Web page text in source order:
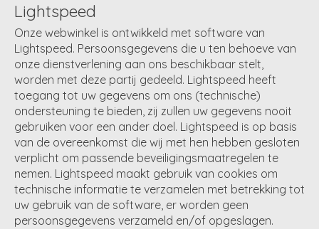
Lightspeed
Onze webwinkel is ontwikkeld met software van
Lightspeed. Persoonsgegevens die u ten behoeve van
onze dienstverlening aan ons beschikbaar stelt,
worden met deze partij gedeeld. Lightspeed heeft
toegang tot uw gegevens om ons (technische)
ondersteuning te bieden, zij zullen uw gegevens nooit
gebruiken voor een ander doel. Lightspeed is op basis
van de overeenkomst die wij met hen hebben gesloten
verplicht om passende beveiligingsmaatregelen te
nemen. Lightspeed maakt gebruik van cookies om
technische informatie te verzamelen met betrekking tot
uw gebruik van de software, er worden geen
persoonsgegevens verzameld en/of opgeslagen.